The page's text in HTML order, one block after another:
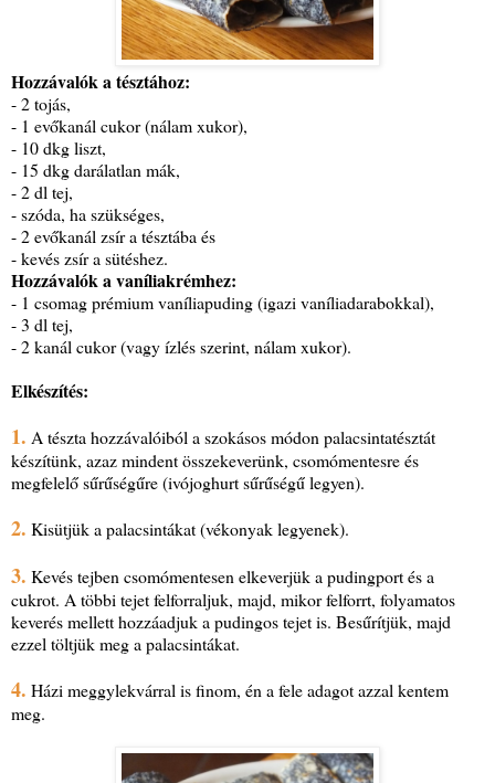
Hozzávalók a tésztához:
- 2 tojás,
- 1 evőkanál cukor (nálam xukor),
- 10 dkg liszt,
- 15 dkg darálatlan mák,
- 2 dl tej,
- szóda, ha szükséges,
- 2 evőkanál zsír a tésztába és
- kevés zsír a sütéshez.
Hozzávalók a vaníliakrémhez:
- 1 csomag prémium vaníliapuding (igazi vaníliadarabokkal),
- 3 dl tej,
- 2 kanál cukor (vagy ízlés szerint, nálam xukor).
Elkészítés:
1. A tészta hozzávalóiból a szokásos módon palacsintatésztát
készítünk, azaz mindent összekeverünk, csomómentesre és
megfelelő sűrűségűre (ivójoghurt sűrűségű legyen).
2. Kisütjük a palacsintákat (vékonyak legyenek).
3. Kevés tejben csomómentesen elkeverjük a pudingport és a
cukrot. A többi tejet felforraljuk, majd, mikor felforrt, folyamatos
keverés mellett hozzáadjuk a pudingos tejet is. Besűrítjük, majd
ezzel töltjük meg a palacsintákat.
4. Házi meggylekvárral is finom, én a fele adagot azzal kentem
meg.